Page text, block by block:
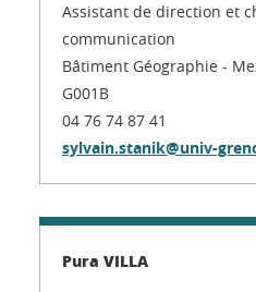
Assistant de direction et
communication
Bâtiment Géographie -
G001B
04 76 74 87 41
sylvain.stanik@univ-
Pura VILLA